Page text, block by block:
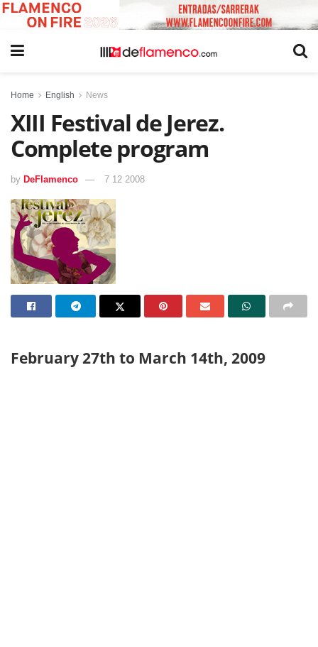
Home English News
XIII Festival de Jerez.
Complete program
by DeFlamenco 7 12 2008
February 27th to March 14th, 2009